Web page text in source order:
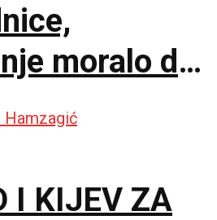
moralo da
I KIJEV ZA